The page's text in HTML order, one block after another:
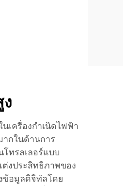
เครื่องกำเนิดไฟฟ้า
ากในด้านการ
โทรลเลอร์แบบ
งประสิทธิภาพของ
ข้อมูลดิจิทัลโดย